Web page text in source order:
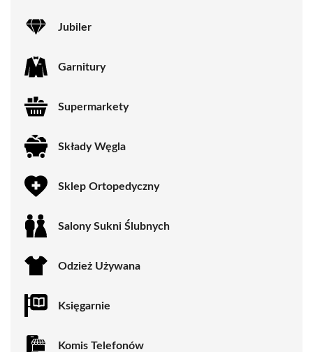
Jubiler
Garnitury
Supermarkety
Składy Węgla
Sklep Ortopedyczny
Salony Sukni Ślubnych
Odzież Używana
Księgarnie
Komis Telefonów